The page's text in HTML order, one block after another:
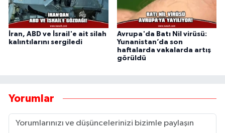
İran, ABD ve İsrail'e ait silah
kalıntılarını sergiledi
Avrupa'da Batı Nil virüsü:
Yunanistan’da son
haftalarda vakalarda artış
görüldü
Yorumlar